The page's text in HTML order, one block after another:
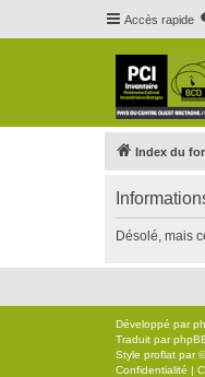
Accès rapide
Index du
Désolé, mais
Développé par
Traduit par
Style proflat par
Confidentialité |